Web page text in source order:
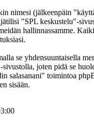
nimesi (jälkeenpäin
"SPL keskustelu"-
hallinnassamme.
se yhdensuuntaisella
joten pidä se
salasanani" toimintoa
sisään.